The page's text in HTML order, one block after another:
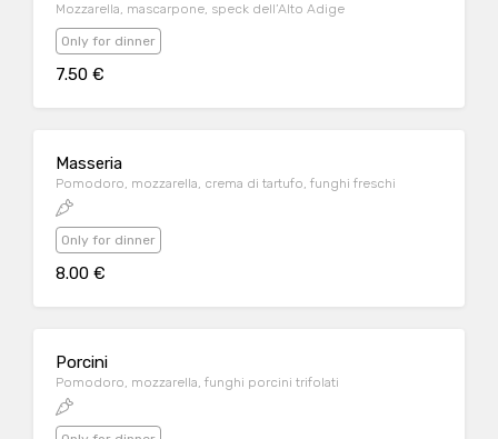
Mozzarella, mascarpone, speck dell’Alto Adige
Only for dinner
7.50 €
Masseria
Pomodoro, mozzarella, crema di tartufo, funghi freschi
Only for dinner
8.00 €
Porcini
Pomodoro, mozzarella, funghi porcini trifolati